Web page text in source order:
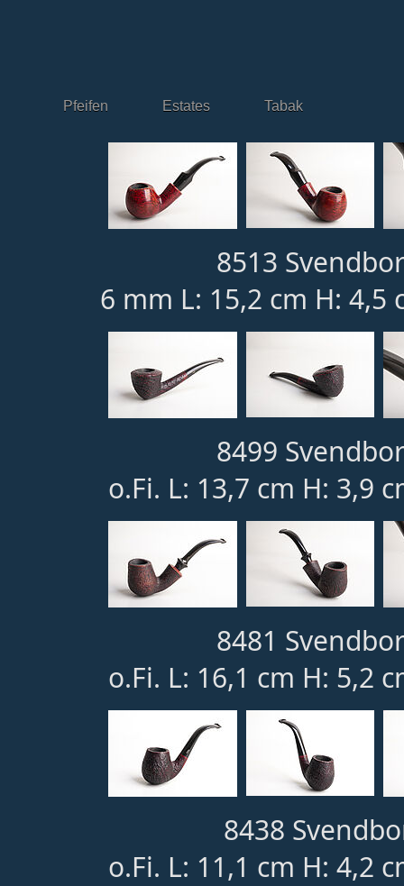
Pfeifen Estates Tabak
8513
6 mm L: 15,2 cm H: 4,5
8499
o.Fi. L: 13,7 cm H: 3,9
8481
o.Fi. L: 16,1 cm H: 5,2
8438
o.Fi. L: 11,1 cm H: 4,2